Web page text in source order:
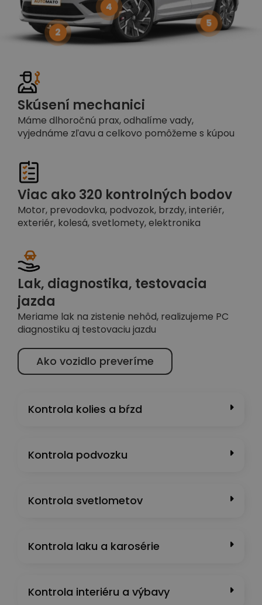
Skúsení mechanici
Máme dlhoročnú prax, odhalíme vady,
vyjednáme zľavu a celkovo pomôžeme s kúpou
Viac ako 320 kontrolných bodov
Motor, prevodovka, podvozok, brzdy, interiér,
exteriér, kolesá, svetlomety, elektronika
Lak, diagnostika, testovacia
jazda
Meriame lak na zistenie nehôd, realizujeme PC
diagnostiku aj testovaciu jazdu
Ako vozidlo preveríme
2
4
5
Kontrola kolies a bŕzd
Kontrola podvozku
Kontrola svetlometov
Kontrola laku a karosérie
Kontrola interiéru a výbavy